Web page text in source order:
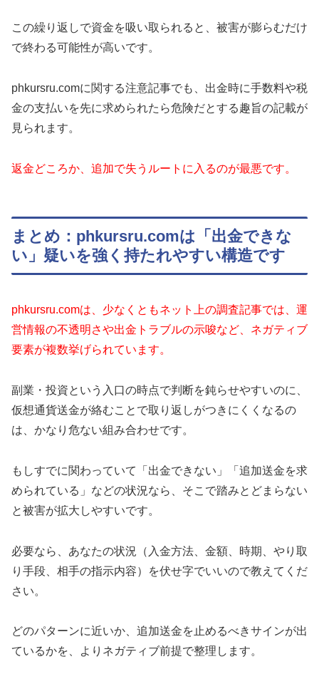
この繰り返しで資金を吸い取られると、被害が膨らむだけ
で終わる可能性が高いです。
phkursru.comに関する注意記事でも、出金時に手数料や税
金の支払いを先に求められたら危険だとする趣旨の記載が
見られます。
返金どころか、追加で失うルートに入るのが最悪です。
まとめ：phkursru.comは「出金できな
い」疑いを強く持たれやすい構造です
phkursru.comは、少なくともネット上の調査記事では、運
営情報の不透明さや出金トラブルの示唆など、ネガティブ
要素が複数挙げられています。
副業・投資という入口の時点で判断を鈍らせやすいのに、
仮想通貨送金が絡むことで取り返しがつきにくくなるの
は、かなり危ない組み合わせです。
もしすでに関わっていて「出金できない」「追加送金を求
められている」などの状況なら、そこで踏みとどまらない
と被害が拡大しやすいです。
必要なら、あなたの状況（入金方法、金額、時期、やり取
り手段、相手の指示内容）を伏せ字でいいので教えてくだ
さい。
どのパターンに近いか、追加送金を止めるべきサインが出
ているかを、よりネガティブ前提で整理します。